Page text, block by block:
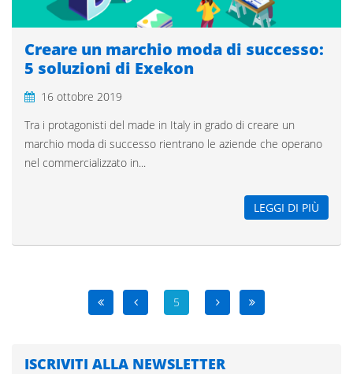
Creare un marchio moda di successo:
5 soluzioni di Exekon
16 ottobre 2019
Tra i protagonisti del made in Italy in grado di creare un
marchio moda di successo rientrano le aziende che operano
nel commercializzato in...
LEGGI DI PIÙ
5
ISCRIVITI ALLA NEWSLETTER